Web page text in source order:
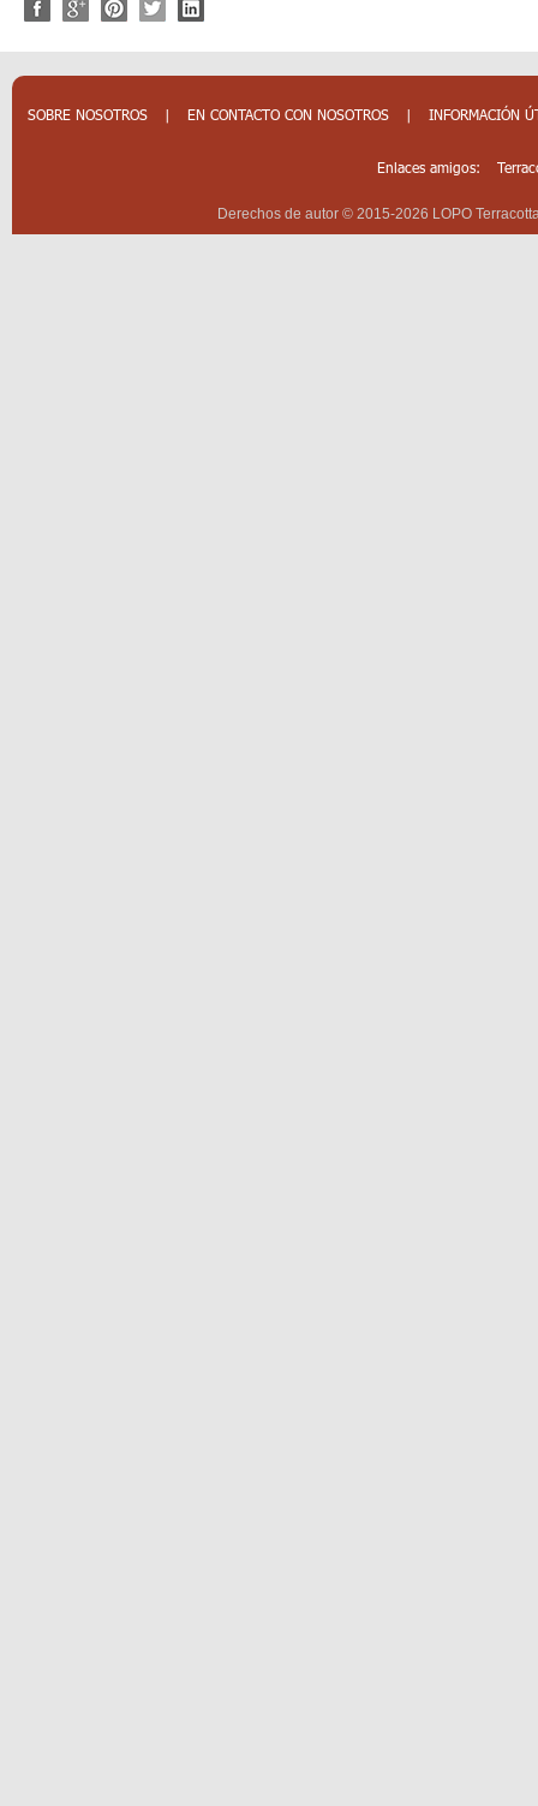
SOBRE NOSOTROS | EN CONTACTO CON NOSOTROS | INFORMACIÓN
Enlaces amigos:
Derechos de autor © 2015-2026 LOPO